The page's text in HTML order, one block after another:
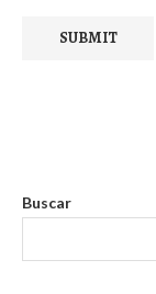
Buscar